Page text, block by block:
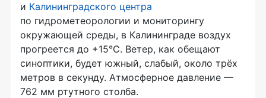
и Калининградского центра
по гидрометеорологии и мониторингу
окружающей среды, в Калининграде воздух
прогреется до +15°C. Ветер, как обещают
синоптики, будет южный, слабый, около трёх
метров в секунду. Атмосферное давление —
762 мм ртутного столба.